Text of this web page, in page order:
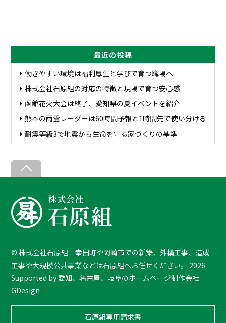
最近の投稿
働きやすい環境は福利厚生と学びで育つ職場へ
株式会社石原組の対応の特徴と現場で育つ安心感
函館花火大会は終了、愛知県の夏イベントを紹介
熊本の雨雲レーダーは60時間予報と1時間先で使い分ける
耐震等級3で地震から生命を守る家づくりの基準
Back
Top
©株式会社石原組｜幸田町や岡崎市での新築、外構工事、造成
工事や大規模公共事業などは石原組へお任せください。
2026
Supported by 愛知、名古屋、岐阜のホームページ制作会社
GDesign
石原組専用請求書